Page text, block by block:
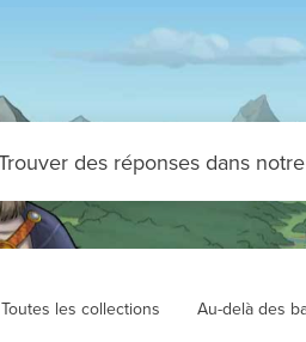
Toutes les collections Au-delà des